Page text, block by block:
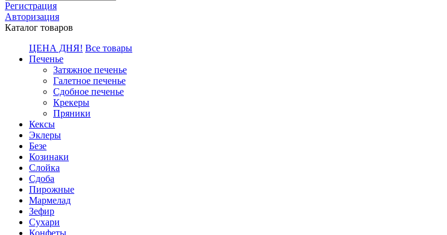
Регистрация
Авторизация
Каталог товаров
ЦЕНА ДНЯ! Все товары
Печенье
Затяжное печенье
Галетное печенье
Сдобное печенье
Крекеры
Пряники
Кексы
Эклеры
Безе
Козинаки
Слойка
Сдоба
Пирожные
Мармелад
Зефир
Сухари